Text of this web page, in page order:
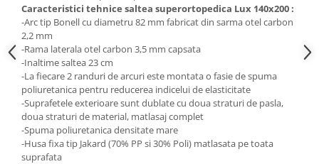
Caracteristici tehnice saltea superortopedica Lux 140x200 :
-Arc tip Bonell cu diametru 82 mm fabricat din sarma otel carbon
2,2 mm
-Rama laterala otel carbon 3,5 mm capsata
-Inaltime saltea 23 cm
-La fiecare 2 randuri de arcuri este montata o fasie de spuma
poliuretanica pentru reducerea indicelui de elasticitate
-Suprafetele exterioare sunt dublate cu doua straturi de pasla,
doua straturi de material, matlasaj complet
-Spuma poliuretanica densitate mare
-Husa fixa tip Jakard (70% PP si 30% Poli) matlasata pe toata
suprafata